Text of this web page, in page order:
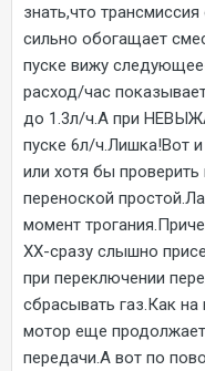
знать,что
сильно обогащает
пуске вижу
расход/час
до 1.3л/ч.А при
пуске 6л/ч.Лишка!Вот
или хотя бы
переноской
момент
ХХ-сразу слышно
при переключении
сбрасывать газ.Как
мотор еще
передачи.А вот по